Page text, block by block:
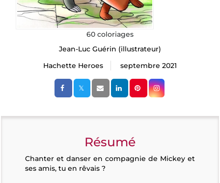
60 coloriages
Jean-Luc Guérin (illustrateur)
Hachette Heroes
septembre 2021
Résumé
Chanter et danser en compagnie de Mickey et
ses amis, tu en rêvais ?